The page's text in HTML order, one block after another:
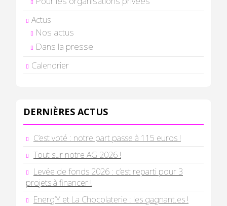
Actus
Nos actus
Dans la presse
Calendrier
DERNIÈRES ACTUS
C’est voté : notre part passe à 115 euros !
Tout sur notre AG 2026 !
Levée de fonds 2026 : c’est reparti pour 3
projets à financer !
Energ’Y et La Chocolaterie : les gagnant.es !